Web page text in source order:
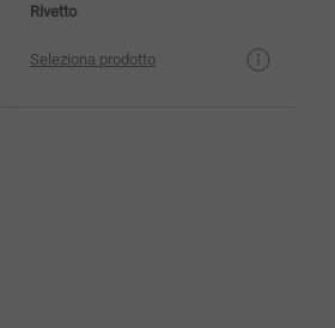
Rivetto
Seleziona prodotto